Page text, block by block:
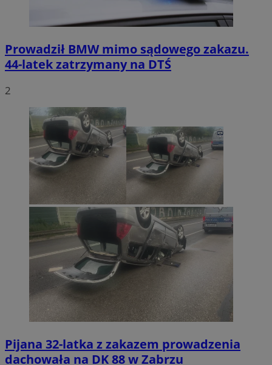
Prowadził BMW mimo sądowego zakazu.
44-latek zatrzymany na DTŚ
2
Pijana 32-latka z zakazem prowadzenia
dachowała na DK 88 w Zabrzu